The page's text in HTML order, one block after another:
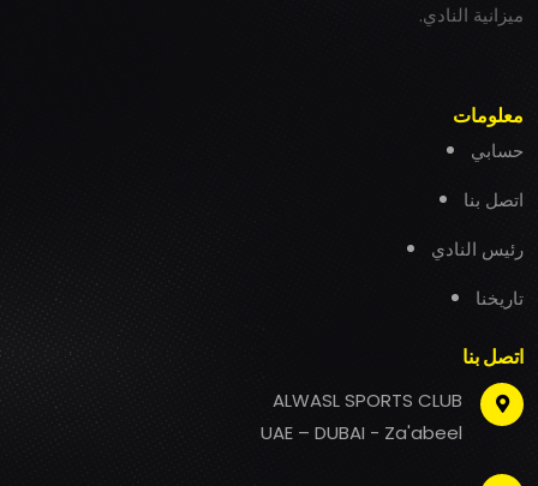
ميزانية النادي.
معلومات
حسابي
اتصل بنا
رئيس النادي
تاريخنا
اتصل بنا
ALWASL SPORTS CLUB
UAE – DUBAI - Za'abeel